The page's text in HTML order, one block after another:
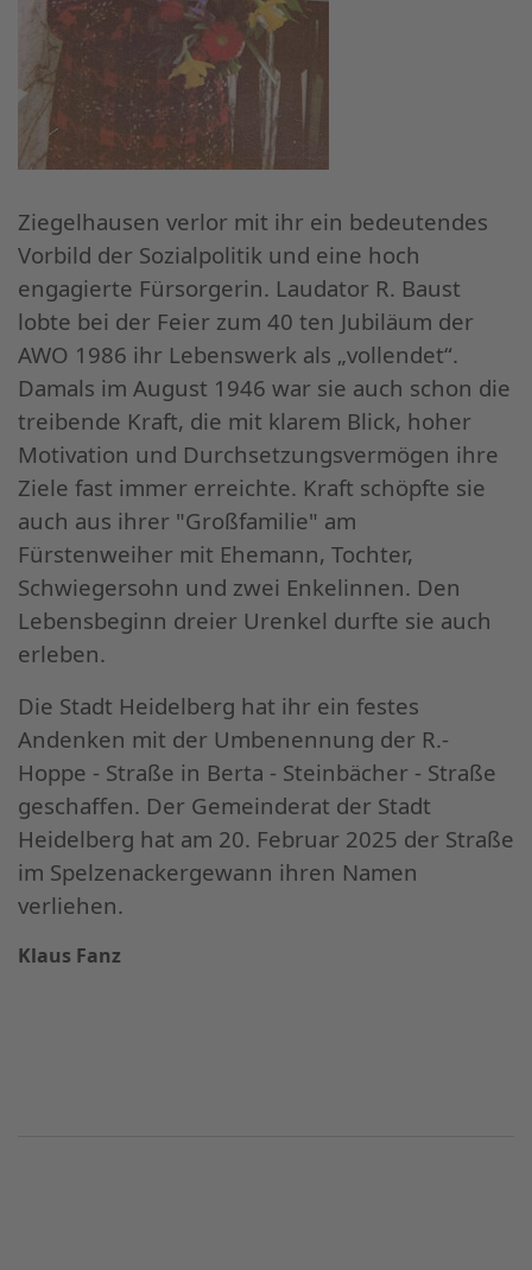
Ziegelhausen verlor mit ihr ein bedeutendes
Vorbild der Sozialpolitik und eine hoch
engagierte Fürsorgerin. Laudator R. Baust
lobte bei der Feier zum 40 ten Jubiläum der
AWO 1986 ihr Lebenswerk als „vollendet“.
Damals im August 1946 war sie auch schon die
treibende Kraft, die mit klarem Blick, hoher
Motivation und Durchsetzungsvermögen ihre
Ziele fast immer erreichte. Kraft schöpfte sie
auch aus ihrer "Großfamilie" am
Fürstenweiher mit Ehemann, Tochter,
Schwiegersohn und zwei Enkelinnen. Den
Lebensbeginn dreier Urenkel durfte sie auch
erleben.
Die Stadt Heidelberg hat ihr ein festes
Andenken mit der Umbenennung der R.-
Hoppe - Straße in Berta - Steinbächer - Straße
geschaffen. Der Gemeinderat der Stadt
Heidelberg hat am 20. Februar 2025 der Straße
im Spelzenackergewann ihren Namen
verliehen.
Klaus Fanz